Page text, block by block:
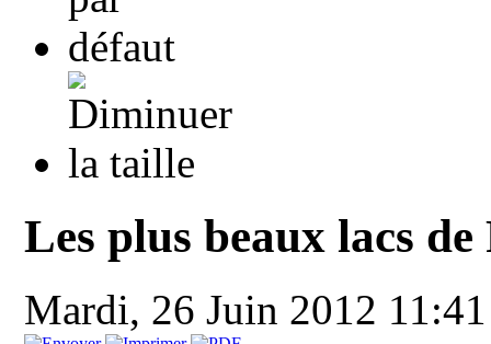
Les plus beaux lacs de
Mardi, 26 Juin 2012